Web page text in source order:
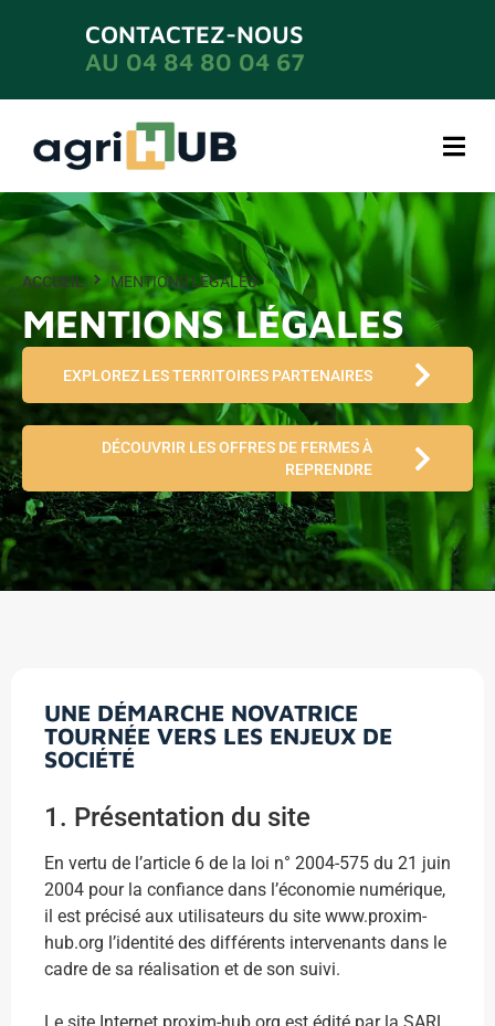
CONTACTEZ-NOUS
AU 04 84 80 04 67
MENTIONS LÉGALES
ACCUEIL MENTIONS LÉGALES
EXPLOREZ LES TERRITOIRES PARTENAIRES
DÉCOUVRIR LES OFFRES DE FERMES À
REPRENDRE
UNE DÉMARCHE NOVATRICE
TOURNÉE VERS LES ENJEUX DE
SOCIÉTÉ
1. Présentation du site
En vertu de l’article 6 de la loi n° 2004-575 du 21 juin
2004 pour la confiance dans l’économie numérique,
il est précisé aux utilisateurs du site www.proxim-
hub.org l’identité des différents intervenants dans le
cadre de sa réalisation et de son suivi.